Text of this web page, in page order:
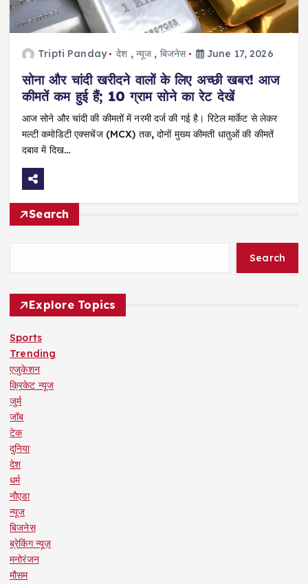
Tripti Panday देश , न्यूज , बिजनेस June 17, 2026
सोना और चांदी खरीदने वालों के लिए अच्छी खबर! आज
कीमतें कम हुई हैं; 10 ग्राम सोने का रेट देखें
आज सोने और चांदी की कीमतों में नरमी दर्ज की गई है। रिटेल मार्केट से लेकर
मल्टी कमोडिटी एक्सचेंज (MCX) तक, दोनों मुख्य कीमती धातुओं की कीमतें
दबाव में दिख…
Search
Search
Explore Topics
Sports
Trending
एजुकेशन
क्रिकेट न्यूज
जुर्म
जॉब
टेक
दुनिया
देश
धर्म
नौएडा
न्यूज
बिजनेस
ब्रेकिंग न्यूज़
मनोरंजन
मौसम